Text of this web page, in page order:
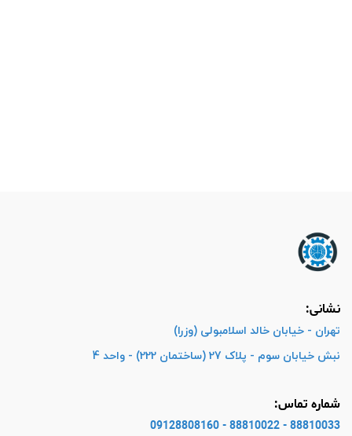
نشانی:
تهران - خیابان خالد اسلامبولی (وزرا)
نبش خیابان سوم - پلاک 27 (ساختمان 222) - واحد 4
شماره تماس:
88810033 - 88810022 - 09128808160